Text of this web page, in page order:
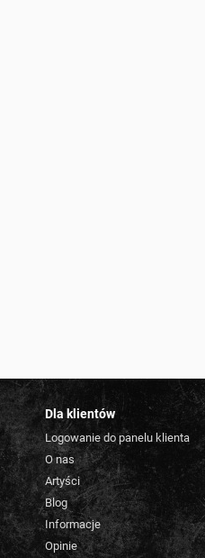
Dla klientów
Logowanie do panelu klienta
O nas
Artyści
Blog
Informacje
Opinie